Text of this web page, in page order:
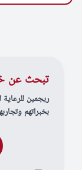
تبحث عن
ريجمين
بخبراتهم